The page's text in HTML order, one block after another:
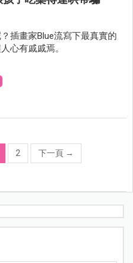
插畫家Blue流寫下最真實的
心有戚戚焉。
2 下一頁 →